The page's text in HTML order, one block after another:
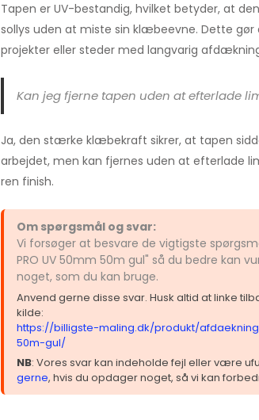
Tapen er UV-bestandig, hvilket betyder, at
sollys uden at miste sin klæbeevne. Dette gør
projekter eller steder med langvarig
Kan jeg fjerne tapen uden at efterlade
Ja, den stærke klæbekraft sikrer, at tapen
arbejdet, men kan fjernes uden at efterlade
ren finish.
Om spørgsmål og svar:
Vi forsøger at besvare de vigtigste
PRO UV 50mm 50m gul" så du bedre kan
noget, som du kan bruge.
Anvend gerne disse svar. Husk altid at linke
kilde:
https://billigste-maling.dk/produkt/
50m-gul/
NB: Vores svar kan indeholde fejl eller være
gerne, hvis du opdager noget, så vi kan